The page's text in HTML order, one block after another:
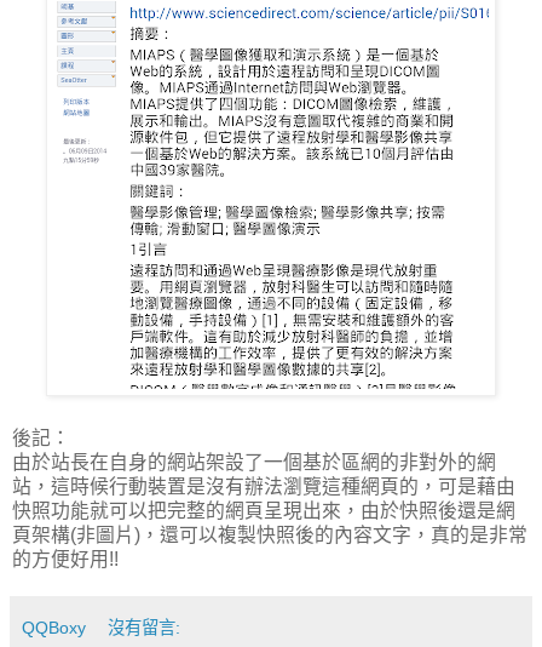
後記：
由於站長在自身的網站架設了一個基於區網的非對外的網
站，這時候行動裝置是沒有辦法瀏覽這種網頁的，可是藉由
快照功能就可以把完整的網頁呈現出來，由於快照後還是網
頁架構(非圖片)，還可以複製快照後的內容文字，真的是非常
的方便好用!!
QQBoxy 沒有留言: